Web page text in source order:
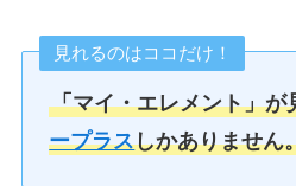
見れるのはココだけ！
「マイ・エレメント」が
ープラスしかありません